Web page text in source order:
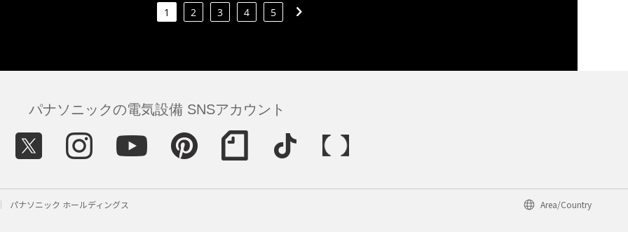
1 2 3 4 5
パナソニックの電気設備 SNSアカウント
パナソニック ホールディングス Area/Country